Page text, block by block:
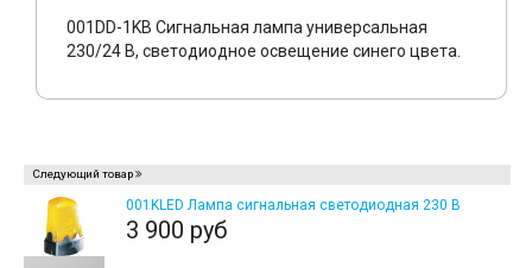
001DD-1KB Сигнальная лампа универсальная
230/24 В, светодиодное освещение синего цвета.
Следующий товар
001KLED Лампа сигнальная светодиодная 230 В
3 900 руб